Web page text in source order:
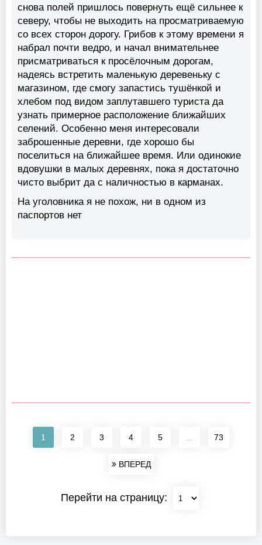
снова полей пришлось повернуть ещё сильнее к
северу, чтобы не выходить на просматриваемую
со всех сторон дорогу. Грибов к этому времени я
набрал почти ведро, и начал внимательнее
присматриваться к просёлочным дорогам,
надеясь встретить маленькую деревеньку с
магазином, где смогу запастись тушёнкой и
хлебом под видом заплутавшего туриста да
узнать примерное расположение ближайших
селений. Особенно меня интересовали
заброшенные деревни, где хорошо бы
поселиться на ближайшее время. Или одинокие
вдовушки в малых деревнях, пока я достаточно
чисто выбрит да с наличностью в карманах.
На уголовника я не похож, ни в одном из
паспортов нет
1 2 3 4 5 73
ВПЕРЕД
Перейти на страницу: